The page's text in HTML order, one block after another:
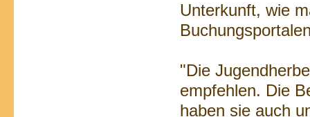
Unterkunft, wie
"Die
empfehlen. Die
haben sie auch